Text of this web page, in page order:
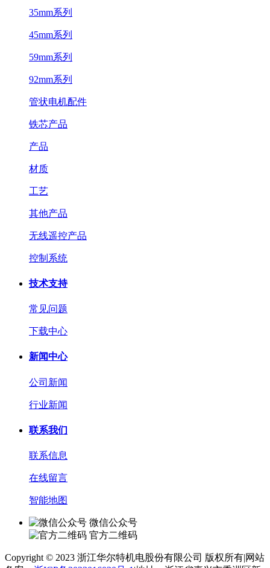
35mm系列
45mm系列
59mm系列
92mm系列
管状电机配件
铁芯产品
产品
材质
工艺
其他产品
无线遥控产品
控制系统
技术支持
常见问题
下载中心
新闻中心
公司新闻
行业新闻
联系我们
联系信息
在线留言
智能地图
微信公众号
官方二维码
Copyright © 2023 浙江华尔特机电股份有限公司 版权所有|网站